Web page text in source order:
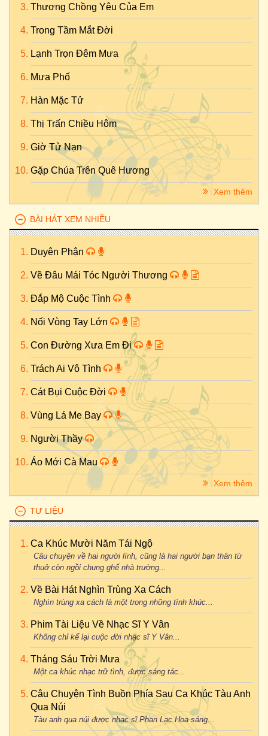
Thương Chồng Yêu Của Em
Trong Tầm Mắt Đời
Lạnh Trọn Đêm Mưa
Mưa Phố
Hàn Mặc Tử
Thị Trấn Chiều Hôm
Giờ Tử Nạn
Gặp Chúa Trên Quê Hương
Xem thêm
BÀI HÁT XEM NHIỀU
Duyên Phận
Về Đâu Mái Tóc Người Thương
Đắp Mộ Cuộc Tình
Nối Vòng Tay Lớn
Con Đường Xưa Em Đi
Trách Ai Vô Tình
Cát Bụi Cuộc Đời
Vùng Lá Me Bay
Người Thầy
Áo Mới Cà Mau
Xem thêm
TƯ LIỆU
Ca Khúc Mười Năm Tái Ngộ
Câu chuyện về hai người lính, cũng là hai người bạn thân từ
thuở còn ngồi chung ghế nhà trường...
Về Bài Hát Nghìn Trùng Xa Cách
Nghìn trùng xa cách là một trong những tình khúc...
Phim Tài Liệu Về Nhạc Sĩ Y Vân
Không chỉ kể lại cuộc đời nhạc sĩ Y Vân...
Tháng Sáu Trời Mưa
Một ca khúc nhạc trữ tình, được sáng tác...
Câu Chuyện Tình Buồn Phía Sau Ca Khúc Tàu Anh
Qua Núi
Tàu anh qua núi được nhạc sĩ Phan Lạc Hoa sáng...